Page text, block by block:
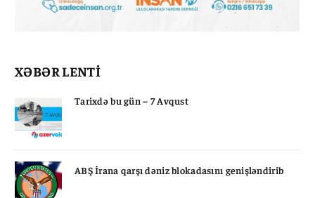
XƏBƏR LENTİ
Tarixdə bu gün – 7 Avqust
ABŞ İrana qarşı dəniz blokadasını genişləndirib